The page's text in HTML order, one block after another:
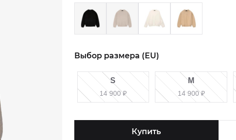
Выбор размера (EU)
S
14 900₽
M
14 900₽
Купить